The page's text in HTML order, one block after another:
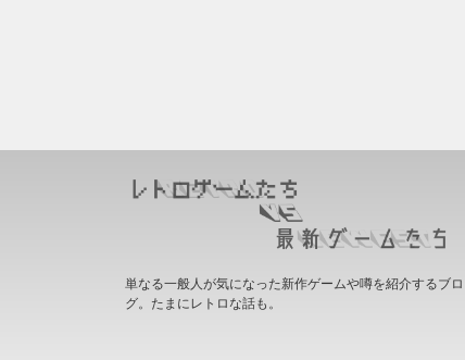
単なる一般人が気になった新作ゲームや噂を紹介するブロ
グ。たまにレトロな話も。